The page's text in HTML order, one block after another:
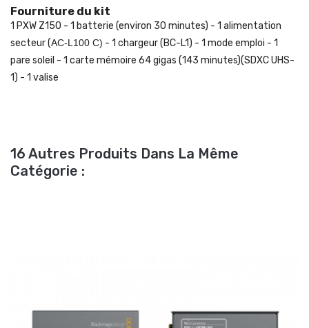
Fourniture du kit
1 PXW Z150 - 1 batterie (environ 30 minutes) - 1 alimentation
secteur (AC-L100 C) - 1 chargeur (BC-L1) - 1 mode emploi - 1
pare soleil - 1 carte mémoire 64 gigas (143 minutes)(SDXC UHS-
1) - 1 valise
16 Autres Produits Dans La Même
Catégorie :